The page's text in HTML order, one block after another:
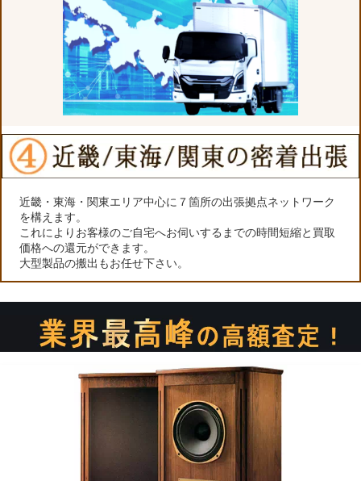
近畿・東海・関東エリア中心に７箇所の出張拠点ネットワーク
を構えます。
これによりお客様のご自宅へお伺いするまでの時間短縮と買取
価格への還元ができます。
大型製品の搬出もお任せ下さい。